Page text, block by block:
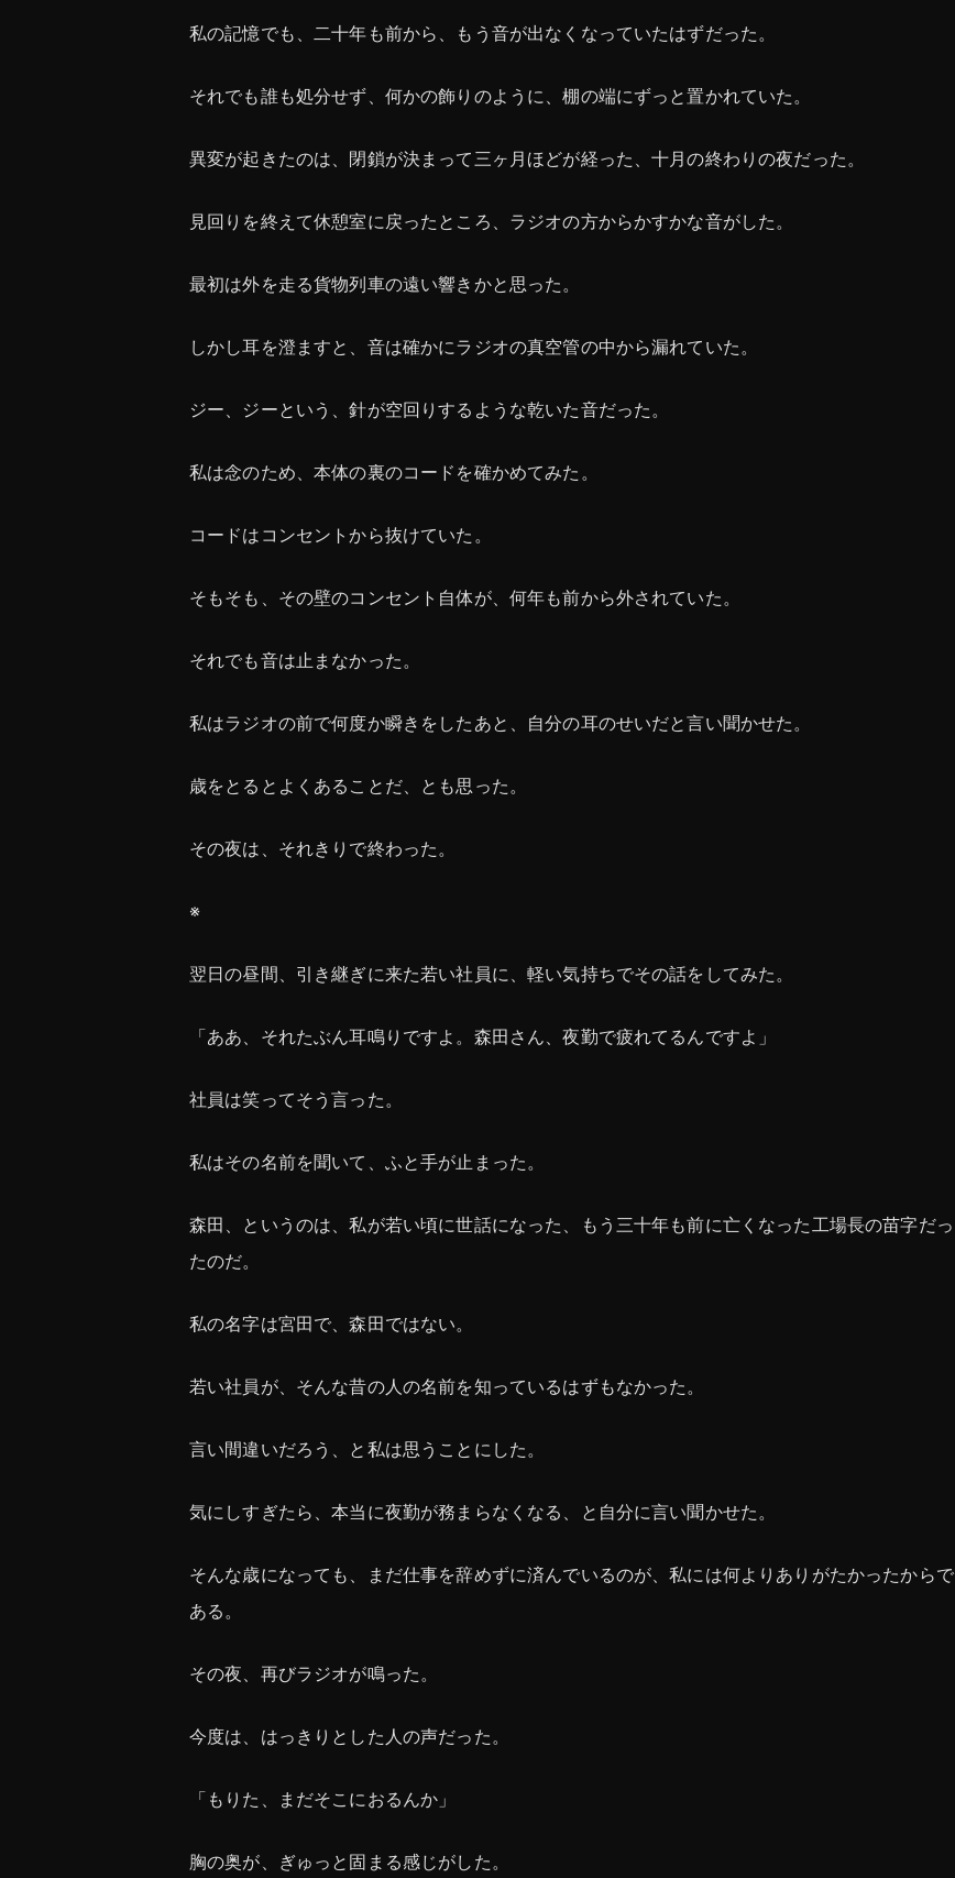
私の記憶でも、二十年も前から、もう音が出なくなっていたはずだった。
それでも誰も処分せず、何かの飾りのように、棚の端にずっと置かれていた。
異変が起きたのは、閉鎖が決まって三ヶ月ほどが経った、十月の終わりの夜だった。
見回りを終えて休憩室に戻ったところ、ラジオの方からかすかな音がした。
最初は外を走る貨物列車の遠い響きかと思った。
しかし耳を澄ますと、音は確かにラジオの真空管の中から漏れていた。
ジー、ジーという、針が空回りするような乾いた音だった。
私は念のため、本体の裏のコードを確かめてみた。
コードはコンセントから抜けていた。
そもそも、その壁のコンセント自体が、何年も前から外されていた。
それでも音は止まなかった。
私はラジオの前で何度か瞬きをしたあと、自分の耳のせいだと言い聞かせた。
歳をとるとよくあることだ、とも思った。
その夜は、それきりで終わった。
※
翌日の昼間、引き継ぎに来た若い社員に、軽い気持ちでその話をしてみた。
「ああ、それたぶん耳鳴りですよ。森田さん、夜勤で疲れてるんですよ」
社員は笑ってそう言った。
私はその名前を聞いて、ふと手が止まった。
森田、というのは、私が若い頃に世話になった、もう三十年も前に亡くなった工場長の苗字だっ
たのだ。
私の名字は宮田で、森田ではない。
若い社員が、そんな昔の人の名前を知っているはずもなかった。
言い間違いだろう、と私は思うことにした。
気にしすぎたら、本当に夜勤が務まらなくなる、と自分に言い聞かせた。
そんな歳になっても、まだ仕事を辞めずに済んでいるのが、私には何よりありがたかったからで
ある。
その夜、再びラジオが鳴った。
今度は、はっきりとした人の声だった。
「もりた、まだそこにおるんか」
胸の奥が、ぎゅっと固まる感じがした。